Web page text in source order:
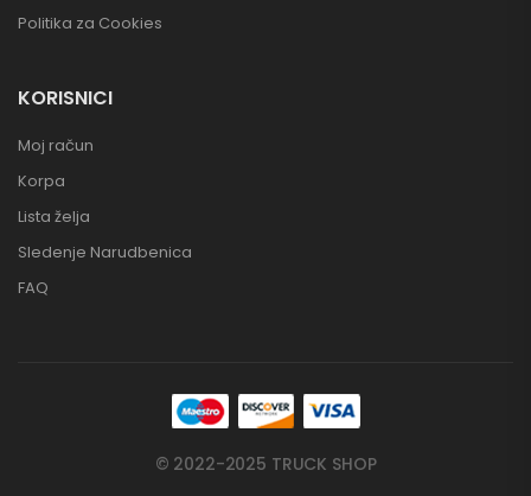
Politika za Cookies
KORISNICI
Moj račun
Korpa
Lista želja
Sledenje Narudbenica
FAQ
© 2022-2025 TRUCK SHOP